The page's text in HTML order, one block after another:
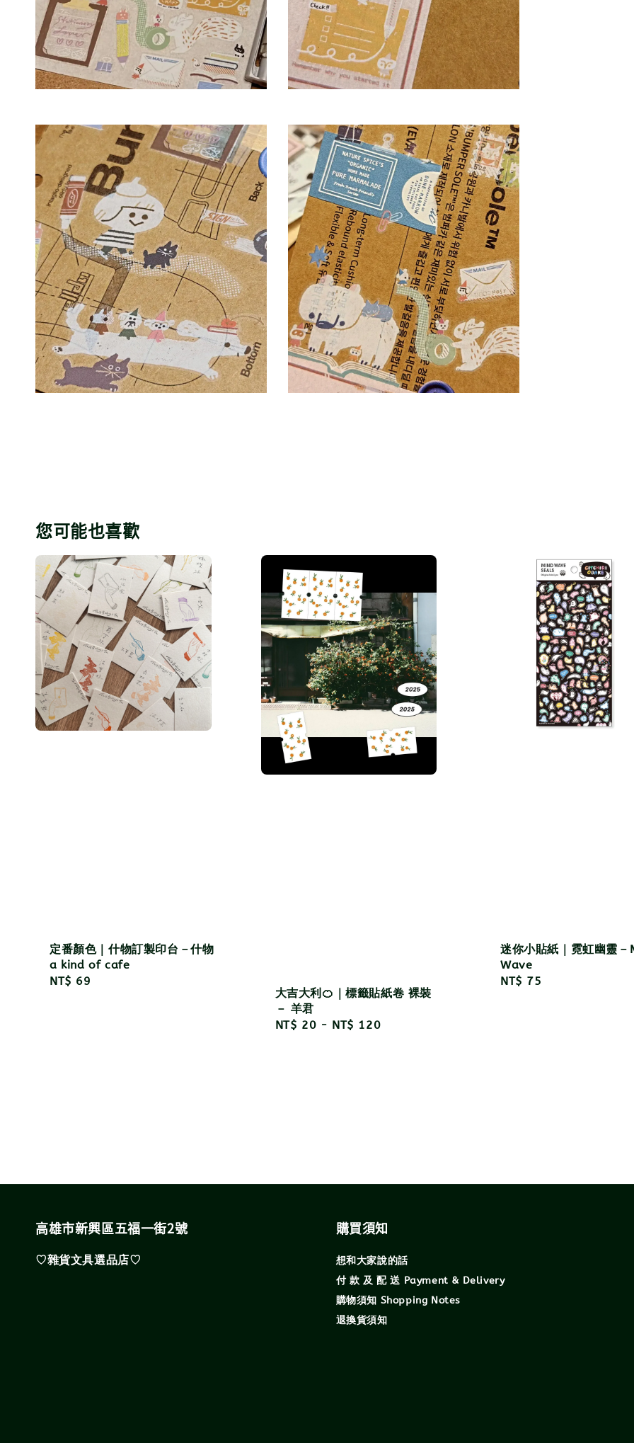
您可能也喜歡
定番顏色｜什物訂製印台－什物
a kind of cafe
Regular
NT$ 69
大吉大利🍊｜標籤貼紙卷 裸裝
－ 羊君
Regular
NT$ 20 - NT$ 120
迷你小貼紙｜霓虹幽靈－
Wave
Regular
NT$ 75
高雄市新興區五福一街2號
♡雜貨文具選品店♡
購買須知
想和大家說的話
付 款 及 配 送 Payment & Delivery
購物須知 Shopping Notes
退換貨須知